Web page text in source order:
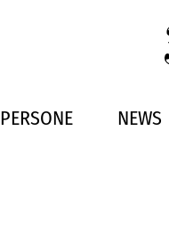
PERSONE NEWS